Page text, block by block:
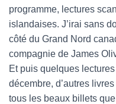
programme, lectures
islandaises. J’irai sans
côté du Grand Nord
compagnie de James
Et puis quelques
décembre, d’autres
tous les beaux billets